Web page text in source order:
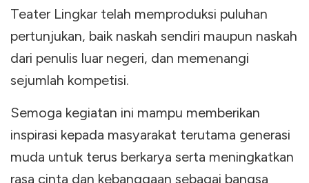
Teater Lingkar telah memproduksi puluhan
pertunjukan, baik naskah sendiri maupun naskah
dari penulis luar negeri, dan memenangi
sejumlah kompetisi.
Semoga kegiatan ini mampu memberikan
inspirasi kepada masyarakat terutama generasi
muda untuk terus berkarya serta meningkatkan
rasa cinta dan kebanggaan sebagai bangsa